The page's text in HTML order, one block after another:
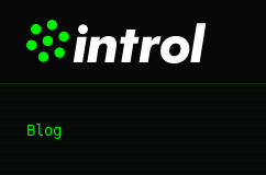
Blog